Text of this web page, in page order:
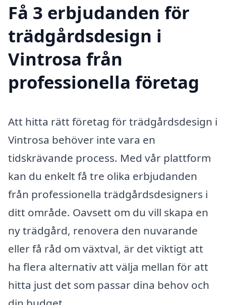
Få 3 erbjudanden för
trädgårdsdesign i
Vintrosa från
professionella företag
Att hitta rätt företag för trädgårdsdesign i
Vintrosa behöver inte vara en
tidskrävande process. Med vår plattform
kan du enkelt få tre olika erbjudanden
från professionella trädgårdsdesigners i
ditt område. Oavsett om du vill skapa en
ny trädgård, renovera den nuvarande
eller få råd om växtval, är det viktigt att
ha flera alternativ att välja mellan för att
hitta just det som passar dina behov och